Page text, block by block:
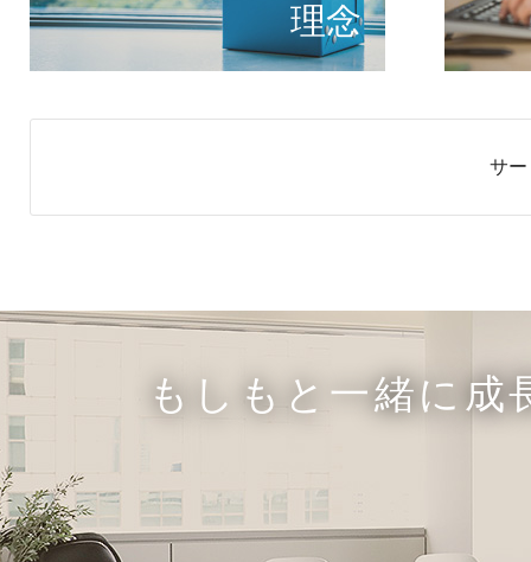
理念
もしもが描く未
サ
もしもと一緒に成